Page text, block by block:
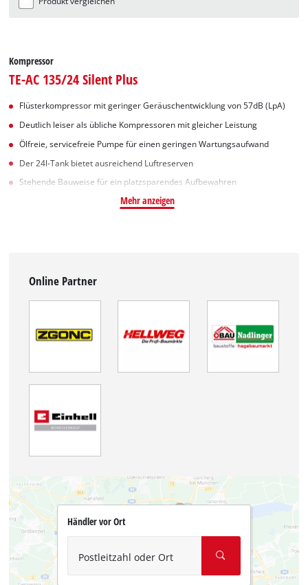
Kompressor
TE-AC 135/24 Silent Plus
Flüsterkompressor mit geringer Geräuschentwicklung von 57dB (LpA)
Deutlich leiser als übliche Kompressoren mit gleicher Leistung
Ölfreie, servicefreie Pumpe für einen geringen Wartungsaufwand
Der 24l-Tank bietet ausreichend Luftreserven
Stehende Bauweise für ein platzsparendes Aufbewahren
Mehr anzeigen
Online Partner
Händler vor Ort
Postleitzahl oder Ort